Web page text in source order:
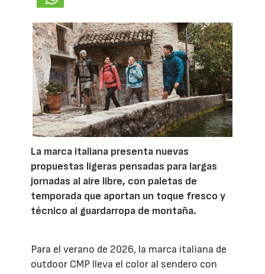
La marca italiana presenta nuevas
propuestas ligeras pensadas para largas
jornadas al aire libre, con paletas de
temporada que aportan un toque fresco y
técnico al guardarropa de montaña.
Para el verano de 2026, la marca italiana de
outdoor CMP lleva el color al sendero con